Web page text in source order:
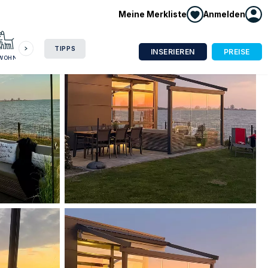
Meine Merkliste Anmelden
TIPPS INSERIEREN PREISE